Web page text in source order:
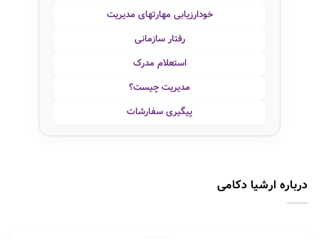
خودارزیابی مهارتهای مدیریت
رفتار سازمانی
استعلام مدرک
مدیریت چیست؟
پیگیری سفارشات
درباره ارشیا دکامی